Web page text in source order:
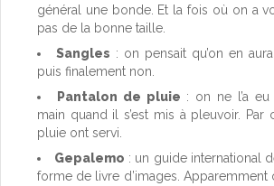
général une bonde. Et la fois où on a
pas de la bonne taille.
Sangles : on pensait qu’on en
puis finalement non.
Pantalon de pluie : on ne l’a eu
main quand il s’est mis à pleuvoir.
pluie ont servi.
Gepalemo : un guide international
forme de livre d’images. Apparemment